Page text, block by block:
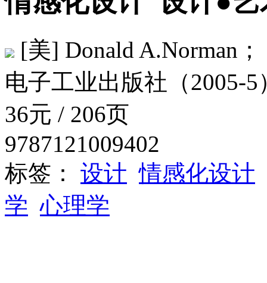
[美] Donald A.Norman；
电子工业出版社（2005-5
36元 / 206页
9787121009402
标签： 设计 情感化设计
学 心理学